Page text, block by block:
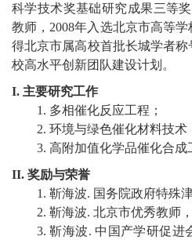
校
园
作
科学技术奖基础研究成果三等奖
教师， 2008年入选北京市高等学
得北京市属高校首批长城学者称
校高水平创新团队建设计划。
I. 主要研究工作
1. 多相催化反应工程 ；
2. 环境与绿色催化材料技术
3. 高附加值化学品催化合成
II. 奖励与荣誉
1 . 靳海波. 国务院政府特殊
2. 靳海波. 北京市优秀教师 ，
3.靳海波. 中国产学研促进